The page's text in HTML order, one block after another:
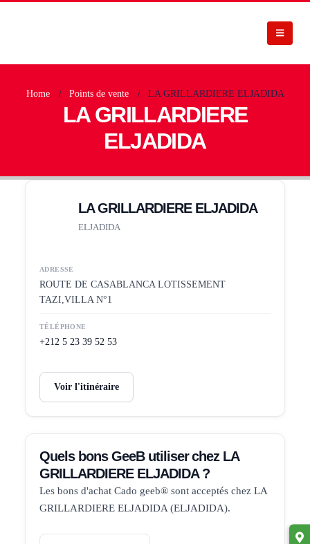
Home Points de vente LA GRILLARDIERE ELJADIDA
LA GRILLARDIERE
ELJADIDA
LA GRILLARDIERE ELJADIDA
ELJADIDA
ADRESSE
ROUTE DE CASABLANCA LOTISSEMENT
TAZI,VILLA N°1
TÉLÉPHONE
+212 5 23 39 52 53
Voir l'itinéraire
Quels bons GeeB utiliser chez LA
GRILLARDIERE ELJADIDA ?
Les bons d'achat Cado geeb® sont acceptés chez LA
GRILLARDIERE ELJADIDA (ELJADIDA).